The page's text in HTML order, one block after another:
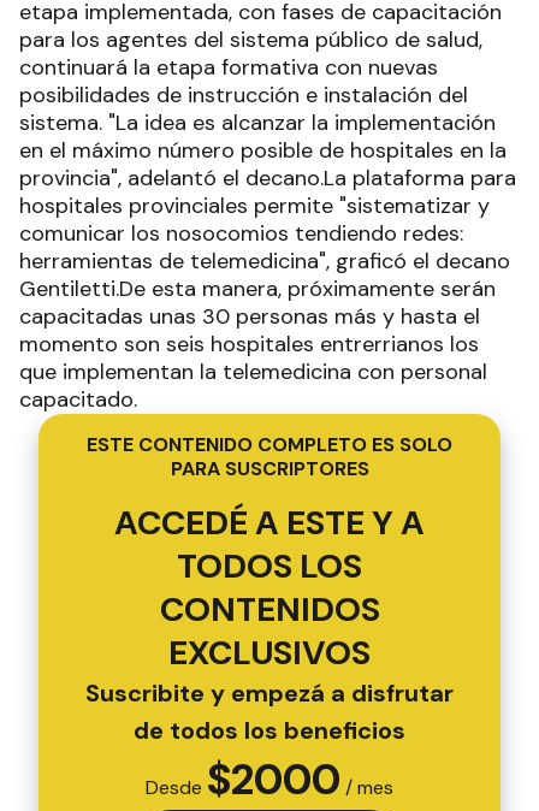
etapa implementada, con fases de capacitación
para los agentes del sistema público de salud,
continuará la etapa formativa con nuevas
posibilidades de instrucción e instalación del
sistema. "La idea es alcanzar la implementación
en el máximo número posible de hospitales en la
provincia", adelantó el decano.La plataforma para
hospitales provinciales permite "sistematizar y
comunicar los nosocomios tendiendo redes:
herramientas de telemedicina", graficó el decano
Gentiletti.De esta manera, próximamente serán
capacitadas unas 30 personas más y hasta el
momento son seis hospitales entrerrianos los
que implementan la telemedicina con personal
capacitado.
ESTE CONTENIDO COMPLETO ES SOLO
PARA SUSCRIPTORES
ACCEDÉ A ESTE Y A
TODOS LOS
CONTENIDOS
EXCLUSIVOS
Suscribite y empezá a disfrutar
de todos los beneficios
Desde $2000 / mes